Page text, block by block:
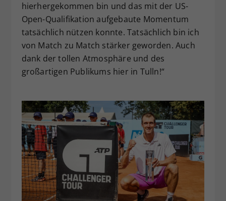
hierhergekommen bin und das mit der US-
Open-Qualifikation aufgebaute Momentum
tatsächlich nützen konnte. Tatsächlich bin ich
von Match zu Match stärker geworden. Auch
dank der tollen Atmosphäre und des
großartigen Publikums hier in Tulln!“